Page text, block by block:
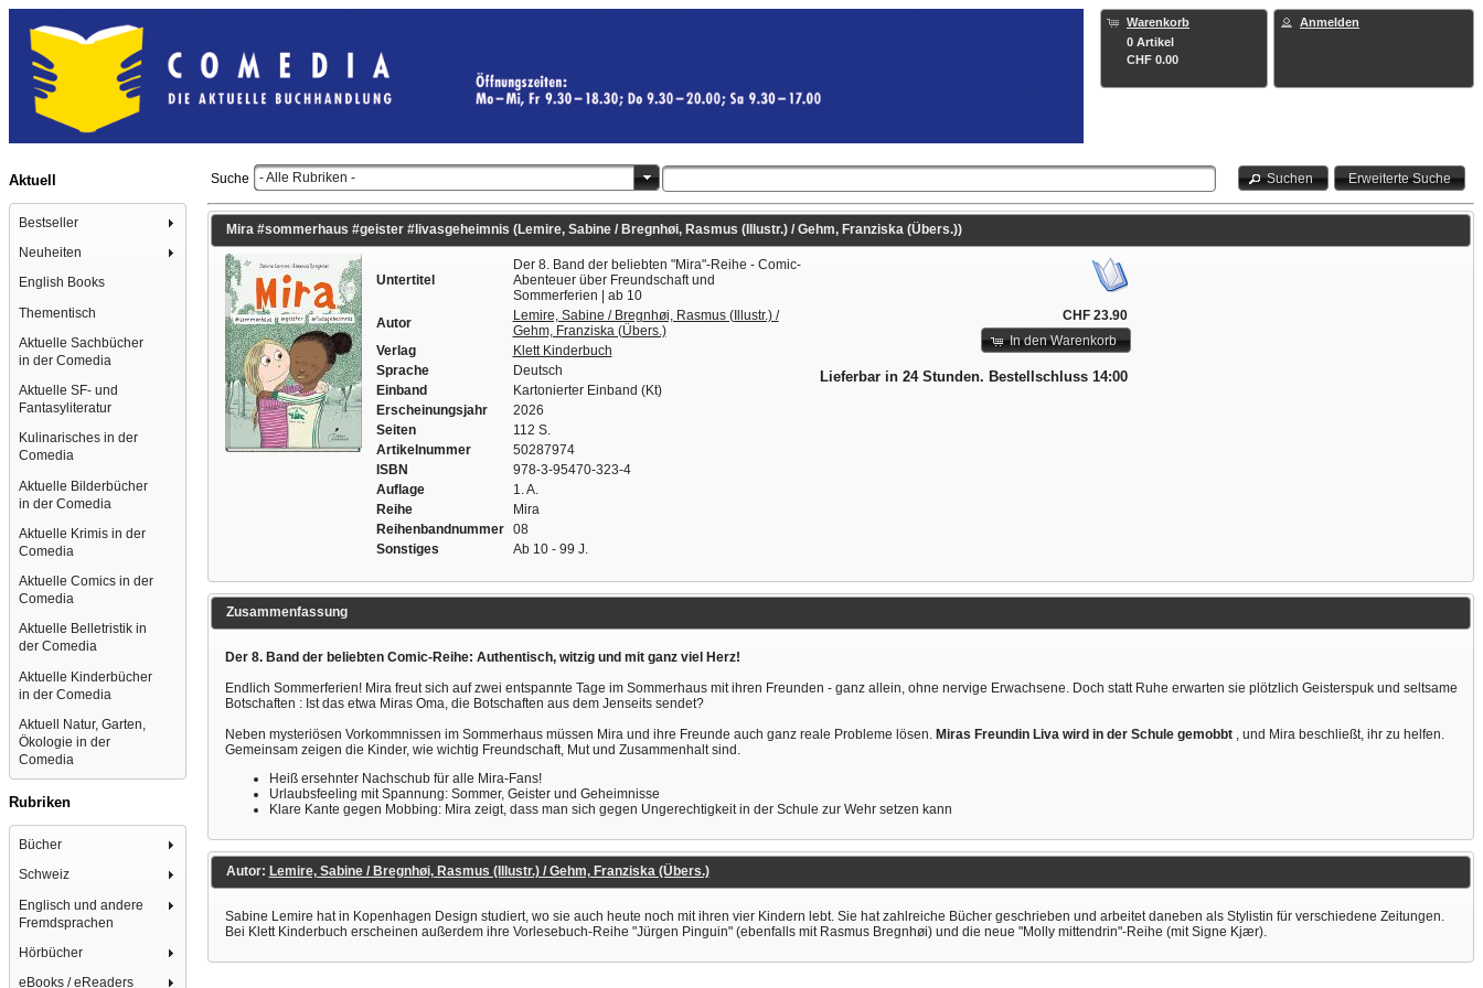
Warenkorb
0 Artikel
CHF 0.00
Anmelden
Aktuell
Bestseller
Neuheiten
English Books
Thementisch
Aktuelle Sachbücher
in der Comedia
Aktuelle SF- und
Fantasyliteratur
Kulinarisches in der
Comedia
Aktuelle Bilderbücher
in der Comedia
Aktuelle Krimis in der
Comedia
Aktuelle Comics in der
Comedia
Aktuelle Belletristik in
der Comedia
Aktuelle Kinderbücher
in der Comedia
Aktuell Natur, Garten,
Ökologie in der
Comedia
Rubriken
Bücher
Schweiz
Englisch und andere
Fremdsprachen
Hörbücher
eBooks / eReaders
Suche - Alle Rubriken - Suchen Erweiterte Suche
Mira #sommerhaus #geister #livasgeheimnis (Lemire, Sabine / Bregnhøi, Rasmus (Illustr.) / Gehm, Franziska (Übers.))
Untertitel
Der 8. Band der beliebten "Mira"-Reihe - Comic-
Abenteuer über Freundschaft und
Sommerferien | ab 10
Autor
Lemire, Sabine / Bregnhøi, Rasmus (Illustr.) /
Gehm, Franziska (Übers.)
Verlag
Klett Kinderbuch
Sprache
Deutsch
Einband
Kartonierter Einband (Kt)
Erscheinungsjahr
2026
Seiten
112 S.
Artikelnummer
50287974
ISBN
978-3-95470-323-4
Auflage
1. A.
Reihe
Mira
Reihenbandnummer
08
Sonstiges
Ab 10 - 99 J.
CHF 23.90
In den Warenkorb
Lieferbar in 24 Stunden. Bestellschluss 14:00
Zusammenfassung
Der 8. Band der beliebten Comic-Reihe: Authentisch, witzig und mit ganz viel Herz!
Endlich Sommerferien! Mira freut sich auf zwei entspannte Tage im Sommerhaus mit ihren Freunden - ganz allein, ohne nervige Erwachsene. Doch statt Ruhe erwarten sie plötzlich Geisterspuk und seltsame
Botschaften : Ist das etwa Miras Oma, die Botschaften aus dem Jenseits sendet?
Neben mysteriösen Vorkommnissen im Sommerhaus müssen Mira und ihre Freunde auch ganz reale Probleme lösen. Miras Freundin Liva wird in der Schule gemobbt, und Mira beschließt, ihr zu helfen.
Gemeinsam zeigen die Kinder, wie wichtig Freundschaft, Mut und Zusammenhalt sind.
Heiß ersehnter Nachschub für alle Mira-Fans!
Urlaubsfeeling mit Spannung: Sommer, Geister und Geheimnisse
Klare Kante gegen Mobbing: Mira zeigt, dass man sich gegen Ungerechtigkeit in der Schule zur Wehr setzen kann
Autor: Lemire, Sabine / Bregnhøi, Rasmus (Illustr.) / Gehm, Franziska (Übers.)
Sabine Lemire hat in Kopenhagen Design studiert, wo sie auch heute noch mit ihren vier Kindern lebt. Sie hat zahlreiche Bücher geschrieben und arbeitet daneben als Stylistin für verschiedene Zeitungen.
Bei Klett Kinderbuch erscheinen außerdem ihre Vorlesebuch-Reihe "Jürgen Pinguin" (ebenfalls mit Rasmus Bregnhøi) und die neue "Molly mittendrin"-Reihe (mit Signe Kjær).